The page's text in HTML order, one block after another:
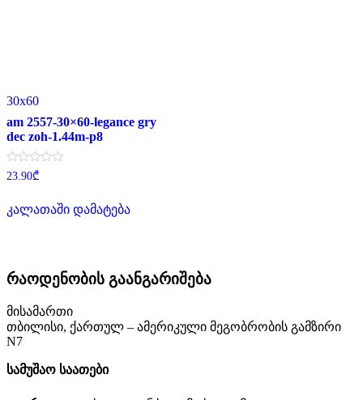
30x60
am 2557-30×60-legance gry
dec zoh-1.44m-p8
შეფასება
0
5-
დან
23.90₾
კალათაში დამატება
რაოდენობის გაანგარიშება
მისამართი
თბილისი, ქართულ – ამერიკული მეგობრობის გამზირი
N7
სამუშაო საათები